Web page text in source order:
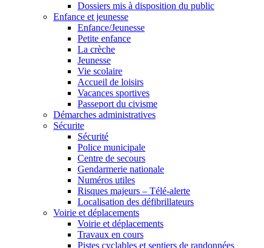
Dossiers mis à disposition du public
Enfance et jeunesse
Enfance/Jeunesse
Petite enfance
La crèche
Jeunesse
Vie scolaire
Accueil de loisirs
Vacances sportives
Passeport du civisme
Démarches administratives
Sécurite
Sécurité
Police municipale
Centre de secours
Gendarmerie nationale
Numéros utiles
Risques majeurs – Télé-alerte
Localisation des défibrillateurs
Voirie et déplacements
Voirie et déplacements
Travaux en cours
Pistes cyclables et sentiers de randonnées